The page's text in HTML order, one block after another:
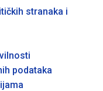
stranaka i
podataka